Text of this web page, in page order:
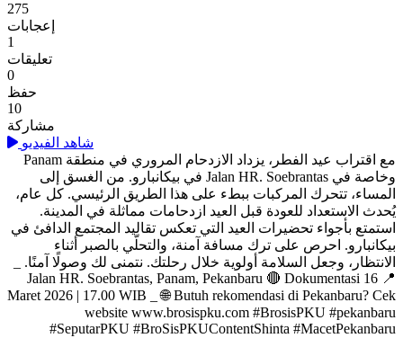
275
إعجابات
1
تعليقات
0
حفظ
10
مشاركة
شاهد الفيديو
مع اقتراب عيد الفطر، يزداد الازدحام المروري في منطقة Panam
وخاصة في Jalan HR. Soebrantas في بيكانبارو. من الغسق إلى
المساء، تتحرك المركبات ببطء على هذا الطريق الرئيسي. كل عام،
يُحدث الاستعداد للعودة قبل العيد ازدحامات مماثلة في المدينة.
استمتع بأجواء تحضيرات العيد التي تعكس تقاليد المجتمع الدافئ في
بيكانبارو. احرص على ترك مسافة آمنة، والتحلّي بالصبر أثناء
الانتظار، وجعل السلامة أولوية خلال رحلتك. نتمنى لك وصولًا آمنًا. _
📍 Jalan HR. Soebrantas, Panam, Pekanbaru 🔴 Dokumentasi 16
Maret 2026 | 17.00 WIB _ 🌐 Butuh rekomendasi di Pekanbaru? Cek
website www.brosispku.com #BrosisPKU #pekanbaru
#SeputarPKU #BroSisPKUContentShinta #MacetPekanbaru